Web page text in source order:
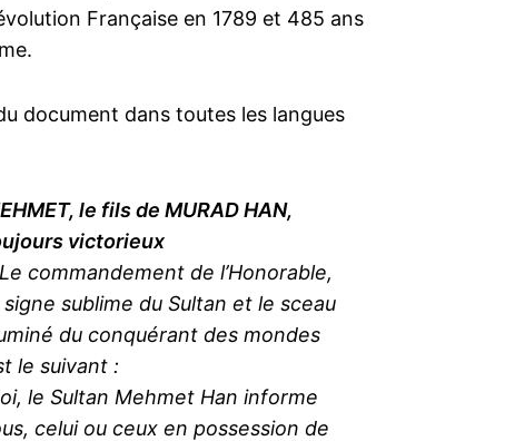
Française en 1789 et 485 ans
document dans toutes les langues
le fils de MURAD HAN,
victorieux
Le commandement de l’Honorable,
signe sublime du Sultan et le sceau
du conquérant des mondes
le suivant :
le Sultan Mehmet Han informe
celui ou ceux en possession de